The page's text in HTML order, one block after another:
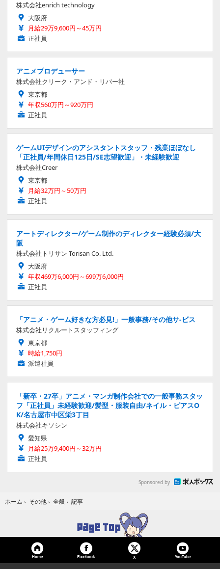
株式会社enrich technology
大阪府
月給29万9,600円～45万円
正社員
アニメプロデューサー
株式会社クリーク・アンド・リバー社
東京都
年収560万円～920万円
正社員
ゲームUIデザインのアシスタントスタッフ・残業ほぼなし
「正社員/年間休日125日/SE志望歓迎」・未経験歓迎
株式会社Creer
東京都
月給32万円～50万円
正社員
アートディレクター/ゲーム制作のディレクター経験必須/大
阪
株式会社トリサン Torisan Co. Ltd.
大阪府
年収469万6,000円～699万6,000円
正社員
「アニメ・ゲーム好きな方必見!」一般事務/その他サ-ビス
株式会社リクルートスタッフィング
東京都
時給1,750円
派遣社員
「新卒・27卒」アニメ・マンガ制作会社での一般事務スタッ
フ「正社員」未経験歓迎/髪型・服装自由/ネイル・ピアスO
K/名古屋市中区栄3丁目
株式会社キソシン
愛知県
月給25万9,400円～32万円
正社員
Sponsored by
ホーム › その他 › 全般 › 記事
Home Facebook X YouTube